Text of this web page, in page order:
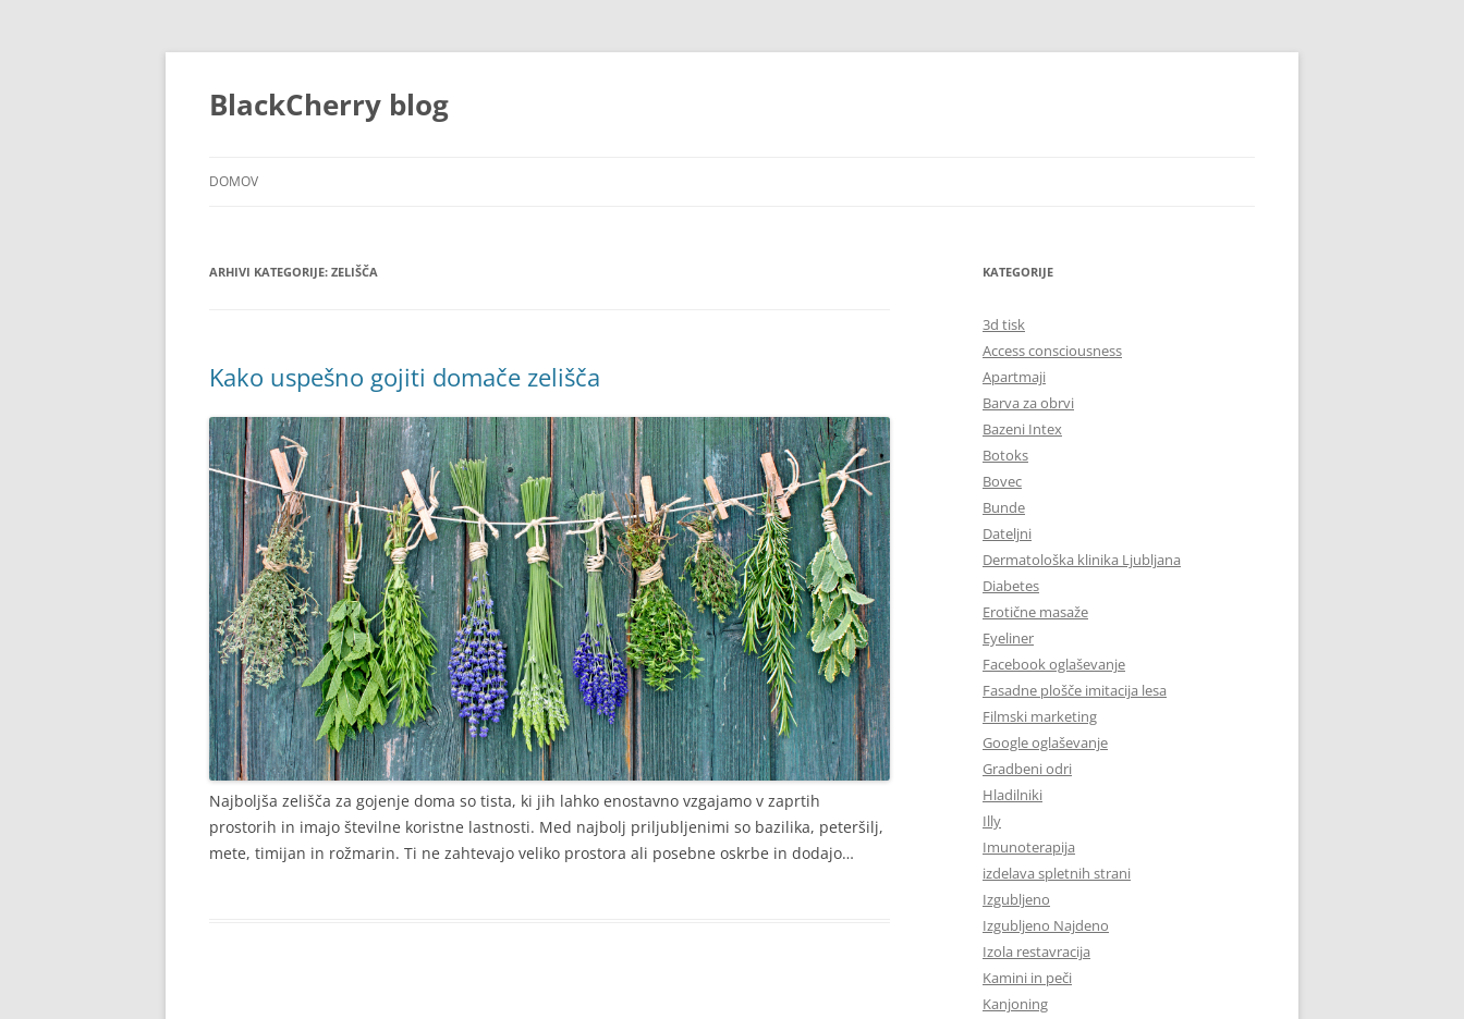
Preskoči
vsebino
BlackCherry blog
DOMOV
ARHIVI KATEGORIJE: ZELIŠČA
Kako uspešno gojiti domače zelišča
Najboljša zelišča za gojenje doma so tista, ki jih lahko enostavno vzgajamo v zaprtih
prostorih in imajo številne koristne lastnosti. Med najbolj priljubljenimi so bazilika, peteršilj,
mete, timijan in rožmarin. Ti ne zahtevajo veliko prostora ali posebne oskrbe in dodajo…
KATEGORIJE
3d tisk
Access consciousness
Apartmaji
Barva za obrvi
Bazeni Intex
Botoks
Bovec
Bunde
Dateljni
Dermatološka klinika Ljubljana
Diabetes
Erotične masaže
Eyeliner
Facebook oglaševanje
Fasadne plošče imitacija lesa
Filmski marketing
Google oglaševanje
Gradbeni odri
Hladilniki
Illy
Imunoterapija
izdelava spletnih strani
Izgubljeno
Izgubljeno Najdeno
Izola restavracija
Kamini in peči
Kanjoning